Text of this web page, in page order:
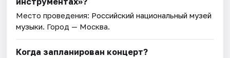
Место проведения: Российский национальный музей
музыки. Город — Москва.
Когда запланирован концерт?